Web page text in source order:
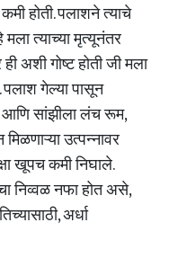
होती. पलाशने त्याचे
त्याच्या मृत्यूनंतर
अशी गोष्ट होती जी मला
गेल्या पासून
आणि सांझीला लंच रूम,
उत्पन्नावर
खूपच कमी निघाले.
निव्वळ नफा होत असे,
अर्धा